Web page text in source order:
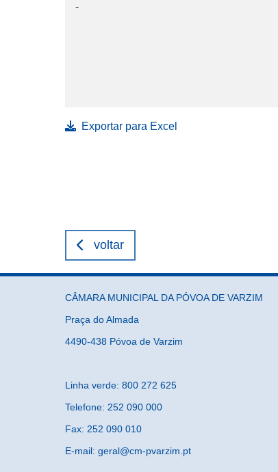
-
Exportar para Excel
voltar
CÂMARA MUNICIPAL DA PÓVOA DE VARZIM
Praça do Almada
4490-438 Póvoa de Varzim
Linha verde: 800 272 625
Telefone: 252 090 000
Fax: 252 090 010
E-mail: geral@cm-pvarzim.pt